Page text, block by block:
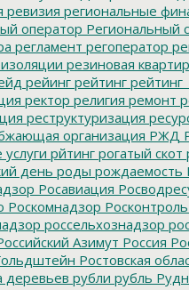
ревизия региональные
оператор Региональный
регламент регоператор
резиновая
рейинг рейтинг
ректор религия ремонт
реструктуризация
организация РЖД
рйтинг рогатый скот
день роды рождаемость
Росавиация
Роскомнадзор Росконтроль
россельхознадзор
Азимут Россия
Ростовская
деревьев рубли рубль